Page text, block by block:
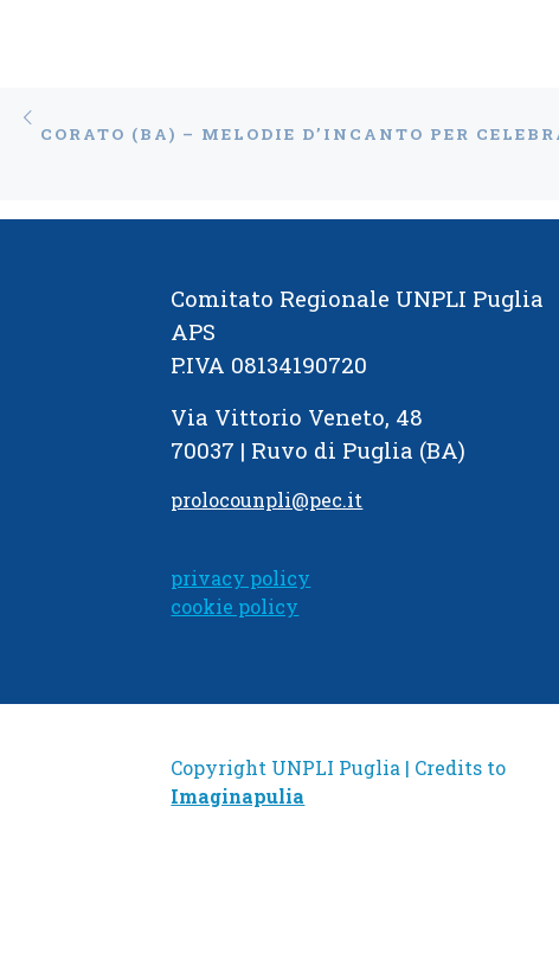
Navigazione articoli
Articolo precedente
Comitato Regionale UNPLI Puglia
APS
P.IVA 08134190720
Via Vittorio Veneto, 48
70037 | Ruvo di Puglia (BA)
prolocounpli@pec.it
privacy policy
cookie policy
Copyright UNPLI Puglia | Credits to
Imaginapulia